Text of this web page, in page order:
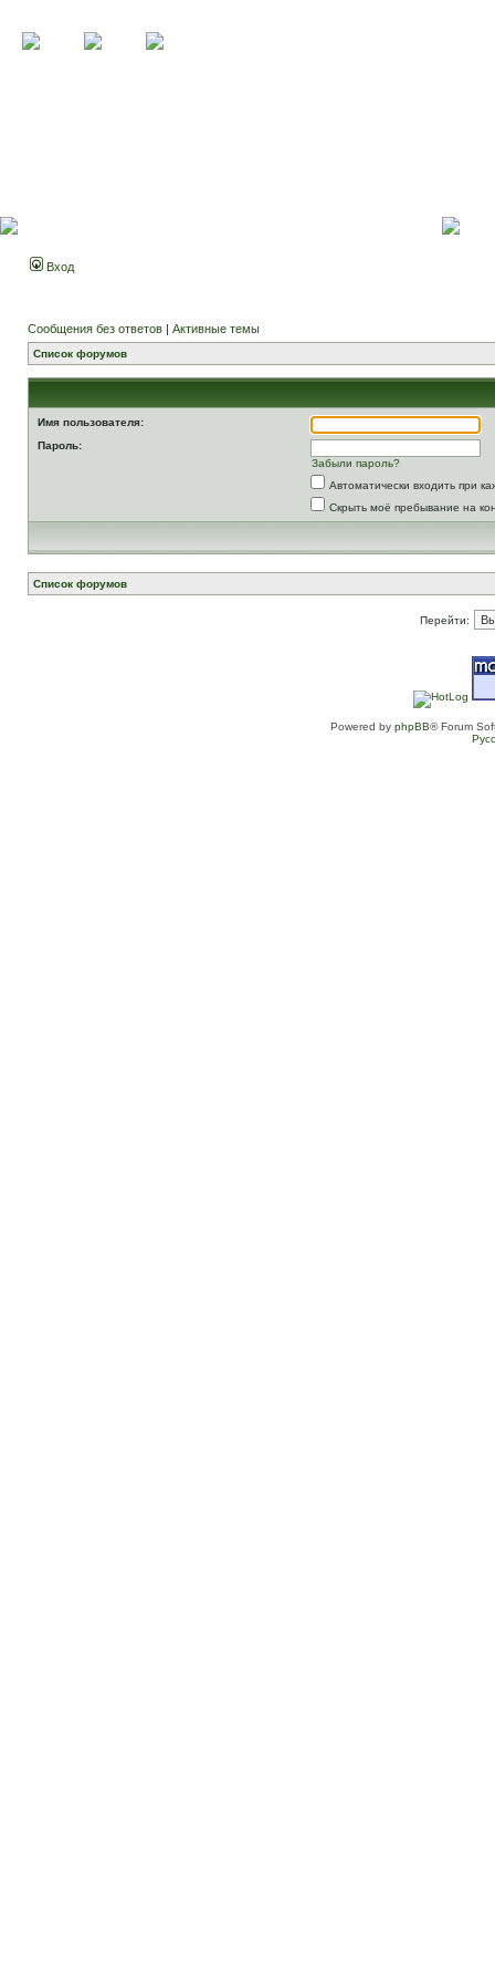
Вход
Сообщения без ответов | Активные темы
Список форумов
Имя пользователя:
Пароль:
Забыли пароль?
Автоматически входить при
Скрыть моё пребывание на
Список форумов
Перейти:
Powered by phpBB® Forum